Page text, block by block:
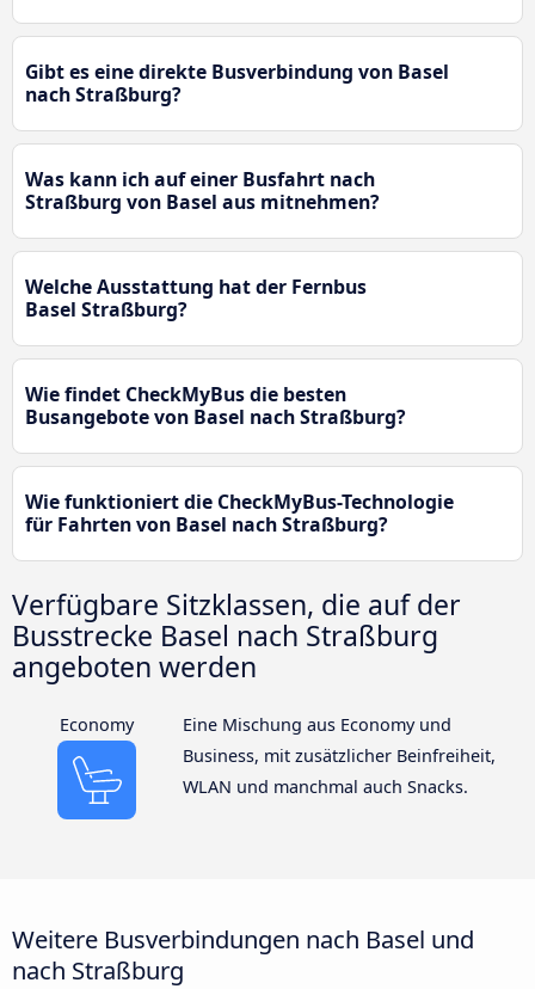
Gibt es eine direkte Busverbindung von Basel
nach Straßburg?
Was kann ich auf einer Busfahrt nach
Straßburg von Basel aus mitnehmen?
Welche Ausstattung hat der Fernbus
Basel Straßburg?
Wie findet CheckMyBus die besten
Busangebote von Basel nach Straßburg?
Wie funktioniert die CheckMyBus-Technologie
für Fahrten von Basel nach Straßburg?
Verfügbare Sitzklassen, die auf der
Busstrecke Basel nach Straßburg
angeboten werden
Economy
Eine Mischung aus Economy und
Business, mit zusätzlicher Beinfreiheit,
WLAN und manchmal auch Snacks.
Weitere Busverbindungen nach Basel und
nach Straßburg